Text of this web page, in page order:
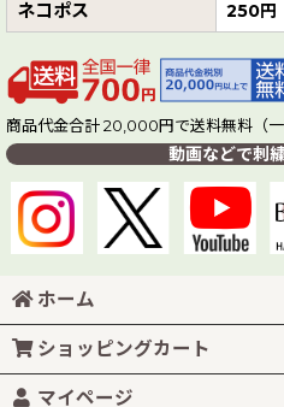
ネコポス 250円
商品代金合計 20,000円で送料無料（一
動画などで刺
ホーム
ショッピングカート
マイページ